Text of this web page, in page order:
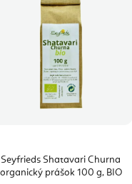
Seyfrieds Shatavari Churna
organický prášok 100 g, BIO